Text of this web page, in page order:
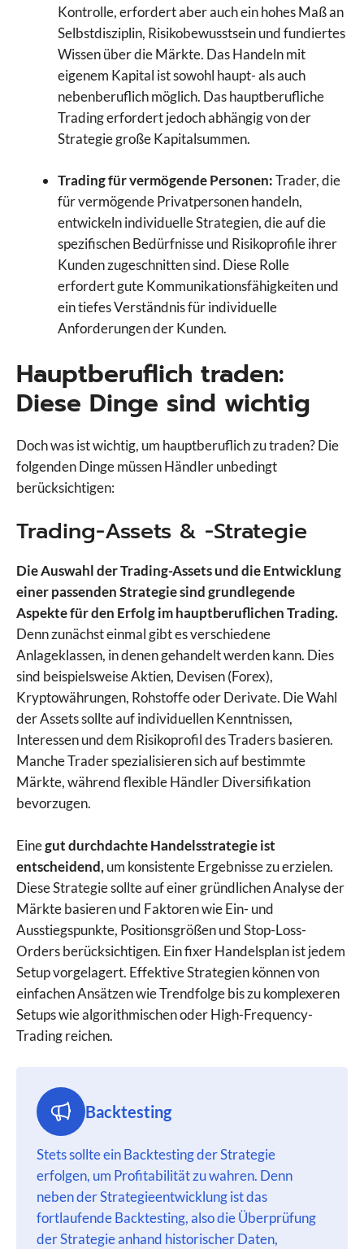
Kontrolle, erfordert aber auch ein hohes Maß an
Selbstdisziplin, Risikobewusstsein und fundiertes
Wissen über die Märkte. Das Handeln mit
eigenem Kapital ist sowohl haupt- als auch
nebenberuflich möglich. Das hauptberufliche
Trading erfordert jedoch abhängig von der
Strategie große Kapitalsummen.
Trading für vermögende Personen:Trader, die
für vermögende Privatpersonen handeln,
entwickeln individuelle Strategien, die auf die
spezifischen Bedürfnisse und Risikoprofile ihrer
Kunden zugeschnitten sind. Diese Rolle
erfordert gute Kommunikationsfähigkeiten und
ein tiefes Verständnis für individuelle
Anforderungen der Kunden.
Hauptberuflich traden:
Diese Dinge sind wichtig
Doch was ist wichtig, um hauptberuflich zu traden? Die
folgenden Dinge müssen Händler unbedingt
berücksichtigen:
Trading-Assets & -Strategie
Die Auswahl der Trading-Assets und die Entwicklung
einer passenden Strategie sind grundlegende
Aspekte für den Erfolg im hauptberuflichen Trading.
Denn zunächst einmal gibt es verschiedene
Anlageklassen, in denen gehandelt werden kann. Dies
sind beispielsweise Aktien, Devisen (Forex),
Kryptowährungen, Rohstoffe oder Derivate. Die Wahl
der Assets sollte auf individuellen Kenntnissen,
Interessen und dem Risikoprofil des Traders basieren.
Manche Trader spezialisieren sich auf bestimmte
Märkte, während flexible Händler Diversifikation
bevorzugen.
Einegut durchdachte Handelsstrategie ist
entscheidend, um konsistente Ergebnisse zu erzielen.
Diese Strategie sollte auf einer gründlichen Analyse der
Märkte basieren und Faktoren wie Ein- und
Ausstiegspunkte, Positionsgrößen und Stop-Loss-
Orders berücksichtigen. Ein fixer Handelsplan ist jedem
Setup vorgelagert. Effektive Strategien können von
einfachen Ansätzen wie Trendfolge bis zu komplexeren
Setups wie algorithmischen oder High-Frequency-
Trading reichen.
Backtesting
Stets sollte ein Backtesting der Strategie
erfolgen, um Profitabilität zu wahren. Denn
neben der Strategieentwicklung ist das
fortlaufende Backtesting, also die Überprüfung
der Strategie anhand historischer Daten,